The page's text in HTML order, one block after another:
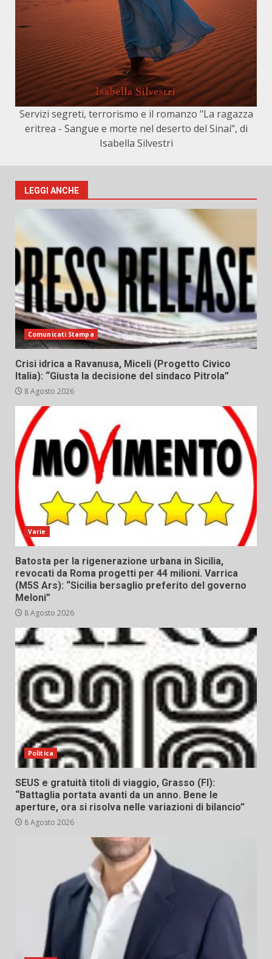
Servizi segreti, terrorismo e il romanzo "La ragazza
eritrea - Sangue e morte nel deserto del Sinai", di
Isabella Silvestri
LEGGI ANCHE
Comunicati Stampa
Crisi idrica a Ravanusa, Miceli (Progetto Civico
Italia): “Giusta la decisione del sindaco Pitrola”
8 Agosto 2026
Varie
Batosta per la rigenerazione urbana in Sicilia,
revocati da Roma progetti per 44 milioni. Varrica
(M5S Ars): “Sicilia bersaglio preferito del governo
Meloni”
8 Agosto 2026
Politica
SEUS e gratuità titoli di viaggio, Grasso (FI):
“Battaglia portata avanti da un anno. Bene le
aperture, ora si risolva nelle variazioni di bilancio”
8 Agosto 2026